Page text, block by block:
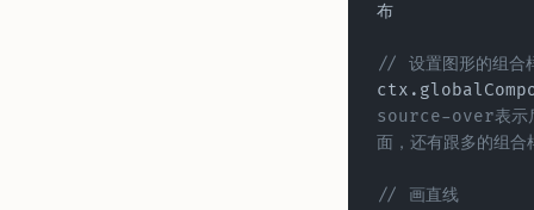
布
// 设置图形的组合
source-over表示
面，还有跟多的组合
// 画直线